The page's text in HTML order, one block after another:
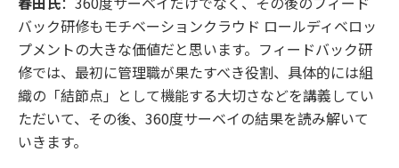
バック研修もモチベーションクラウド ロールディベロッ
プメントの大きな価値だと思います。フィードバック研
修では、最初に管理職が果たすべき役割、具体的には組
織の「結節点」として機能する大切さなどを講義してい
ただいて、その後、360度サーベイの結果を読み解いて
いきます。